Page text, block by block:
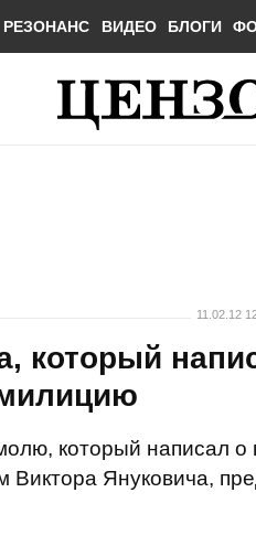
РЕЗОНАНС ВИДЕО БЛОГИ
11.02.12
который
который написал о
Виктора Януковича,